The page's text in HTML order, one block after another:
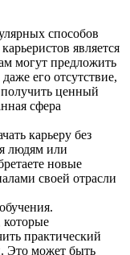
способов
является
могут предложить
его отсутствие,
ценный
сфера
карьеру без
людям или
новые
своей отрасли
практический
Это может быть